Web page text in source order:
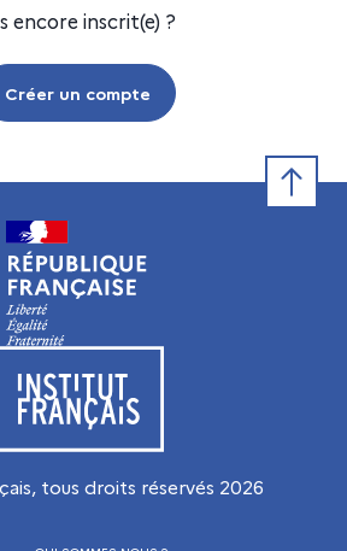
encore inscrit(e) ?
Créer un compte
le site de l’Institut français
tous droits réservés 2026